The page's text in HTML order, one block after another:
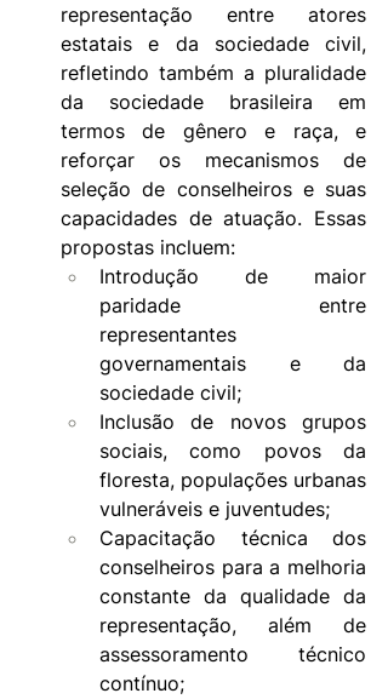
representação entre atores
estatais e da sociedade civil,
refletindo também a pluralidade
da sociedade brasileira em
termos de gênero e raça, e
reforçar os mecanismos de
seleção de conselheiros e suas
capacidades de atuação. Essas
propostas incluem:
Introdução de maior
paridade entre
representantes
governamentais e da
sociedade civil;
Inclusão de novos grupos
sociais, como povos da
floresta, populações urbanas
vulneráveis e juventudes;
Capacitação técnica dos
conselheiros para a melhoria
constante da qualidade da
representação, além de
assessoramento técnico
contínuo;